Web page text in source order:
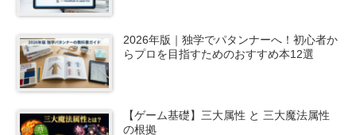
2026年版｜独学でパタンナーへ！初心者か
らプロを目指すためのおすすめ本12選
【ゲーム基礎】三大属性 と 三大魔法属性
の根拠